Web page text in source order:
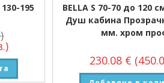
195
BELLA S 70-70 до 120
Душ кабина
мм. хром
230.08 €